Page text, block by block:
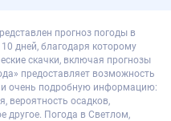
прогноз погоды в
дней, благодаря которому
скачки, включая прогнозы
предоставляет возможность
и очень подробную информацию:
вероятность осадков,
другое. Погода в Светлом,